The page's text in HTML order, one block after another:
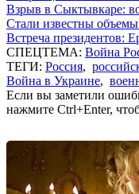
Взрыв в Сыктывкаре:
Стали известны
Встреча президентов:
СПЕЦТЕМА: Война
ТЕГИ: Россия,
Война в Украине,
Если вы заметили
нажмите Ctrl+Enter,